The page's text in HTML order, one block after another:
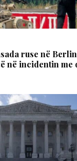
ruse në
në incidentin me